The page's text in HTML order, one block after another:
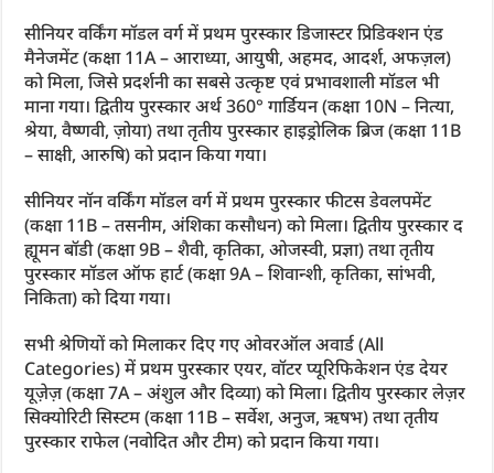
सीनियर वर्किंग मॉडल वर्ग में प्रथम पुरस्कार डिजास्टर प्रिडिक्शन एंड
मैनेजमेंट (कक्षा 11A – आराध्या, आयुषी, अहमद, आदर्श, अफज़ल)
को मिला, जिसे प्रदर्शनी का सबसे उत्कृष्ट एवं प्रभावशाली मॉडल भी
माना गया। द्वितीय पुरस्कार अर्थ 360° गार्डियन (कक्षा 10N – नित्या,
श्रेया, वैष्णवी, ज़ोया) तथा तृतीय पुरस्कार हाइड्रोलिक ब्रिज (कक्षा 11B
– साक्षी, आरुषि) को प्रदान किया गया।
सीनियर नॉन वर्किंग मॉडल वर्ग में प्रथम पुरस्कार फीटस डेवलपमेंट
(कक्षा 11B – तसनीम, अंशिका कसौधन) को मिला। द्वितीय पुरस्कार द
ह्यूमन बॉडी (कक्षा 9B – शैवी, कृतिका, ओजस्वी, प्रज्ञा) तथा तृतीय
पुरस्कार मॉडल ऑफ हार्ट (कक्षा 9A – शिवान्शी, कृतिका, सांभवी,
निकिता) को दिया गया।
सभी श्रेणियों को मिलाकर दिए गए ओवरऑल अवार्ड (All
Categories) में प्रथम पुरस्कार एयर, वॉटर प्यूरिफिकेशन एंड देयर
यूज़ेज़ (कक्षा 7A – अंशुल और दिव्या) को मिला। द्वितीय पुरस्कार लेज़र
सिक्योरिटी सिस्टम (कक्षा 11B – सर्वेश, अनुज, ऋषभ) तथा तृतीय
पुरस्कार राफेल (नवोदित और टीम) को प्रदान किया गया।